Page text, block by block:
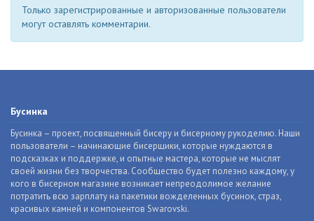
Только зарегистрированные и авторизованные пользователи
могут оставлять комментарии.
Бусинка
Бусинка – проект, посвященный бисеру и бисерному рукоделию. Наши
пользователи – начинающие бисерщики, которые нуждаются в
подсказках и поддержке, и опытные мастера, которые не мыслят
своей жизни без творчества. Сообщество будет полезно каждому, у
кого в бисерном магазине возникает непреодолимое желание
потратить всю зарплату на пакетики вожделенных бусинок, страз,
красивых камней и компонентов Swarovski.